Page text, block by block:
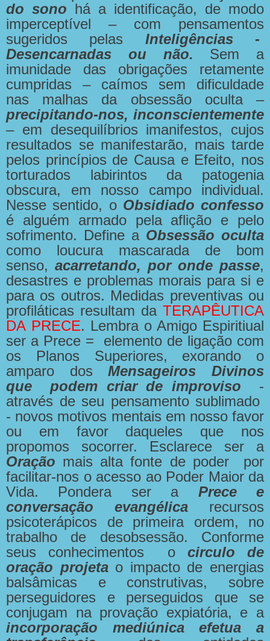
do sono há a identificação, de modo
imperceptível – com pensamentos
sugeridos pelas Inteligências -
Desencarnadas ou não. Sem a
imunidade das obrigações retamente
cumpridas – caímos sem dificuldade
nas malhas da obsessão oculta –
precipitando-nos, inconscientemente
– em desequilíbrios imanifestos, cujos
resultados se manifestarão, mais tarde
pelos princípios de Causa e Efeito, nos
torturados labirintos da patogenia
obscura, em nosso campo individual.
Nesse sentido, o Obsidiado confesso
é alguém armado pela aflição e pelo
sofrimento. Define a Obsessão oculta
como loucura mascarada de bom
senso, acarretando, por onde passe,
desastres e problemas morais para si e
para os outros. Medidas preventivas ou
profiláticas resultam da TERAPÊUTICA
DA PRECE. Lembrao Amigo Espiritiual
ser a Prece = elemento de ligação com
os Planos Superiores, exorando o
amparo dosMensageiros Divinos
que podem criar de improviso -
através de seu pensamento sublimado
- novos motivos mentais em nosso favor
ou em favor daqueles que nos
propomos socorrer. Esclarece ser a
Oração mais alta fonte de poder por
facilitar-nos o acesso ao Poder Maior da
Vida. Pondera ser a Prece e
conversação evangélica recursos
psicoterápicos de primeira ordem, no
trabalho de desobsessão. Conforme
seus conhecimentos ocirculo de
oração projeta o impacto de energias
balsâmicas e construtivas, sobre
perseguidores e perseguidos que se
conjugam na provação expiatória, e a
incorporação mediúnica efetua a